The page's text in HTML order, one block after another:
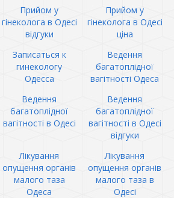
Прийом у
гінеколога в Одесі
відгуки
Прийом у
гінеколога в Одесі
ціна
Записаться к
гинекологу
Одесса
Ведення
багатоплідної
вагітності Одеса
Ведення
багатоплідної
вагітності в Одесі
Ведення
багатоплідної
вагітності в Одесі
відгуки
Лікування
опущення органів
малого таза
Одеса
Лікування
опущення органів
малого таза в
Одесі